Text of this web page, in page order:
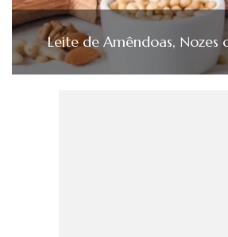
Leite de Amêndoas, Nozes